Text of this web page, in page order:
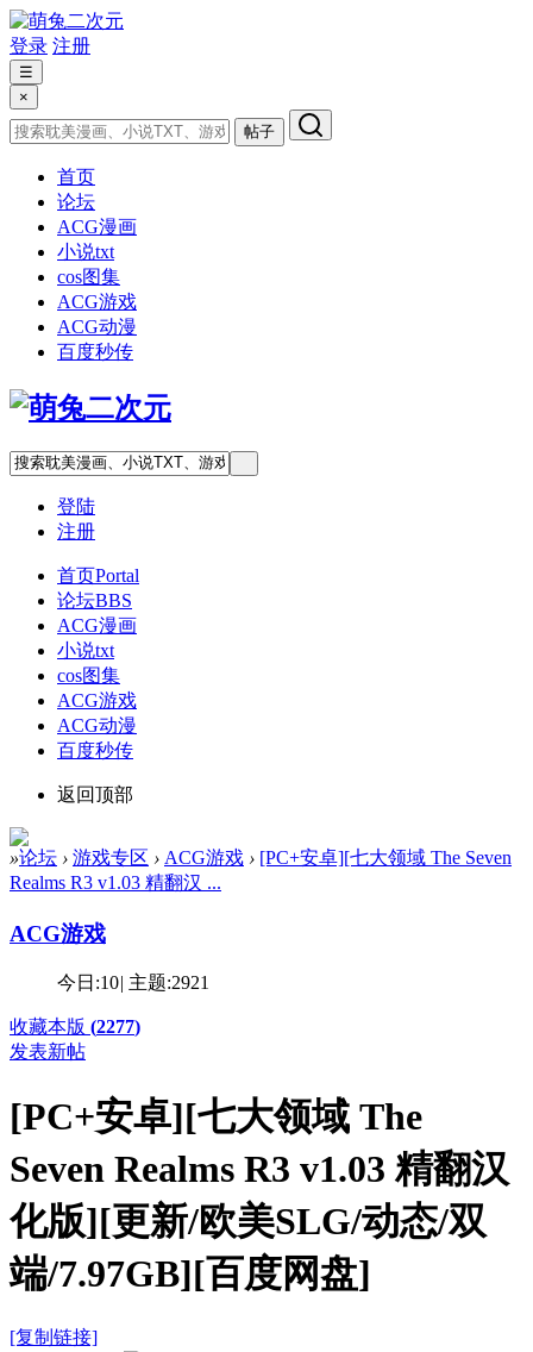
登录 注册
☰
×
帖子
首页
论坛
ACG漫画
小说txt
cos图集
ACG游戏
ACG动漫
百度秒传
登陆
注册
首页Portal
论坛BBS
ACG漫画
小说txt
cos图集
ACG游戏
ACG动漫
百度秒传
返回顶部
»论坛 › 游戏专区 › ACG游戏 › [PC+安卓][七大领域 The Seven
Realms R3 v1.03 精翻汉 ...
ACG游戏
今日:10| 主题:2921
收藏本版 (2277)
发表新帖
[PC+安卓][七大领域 The
Seven Realms R3 v1.03 精翻汉
化版][更新/欧美SLG/动态/双
端/7.97GB][百度网盘]
[复制链接]